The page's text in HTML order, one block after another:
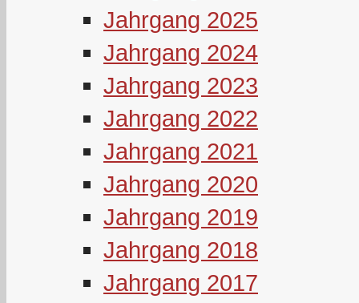
Jahrgang 2025
Jahrgang 2024
Jahrgang 2023
Jahrgang 2022
Jahrgang 2021
Jahrgang 2020
Jahrgang 2019
Jahrgang 2018
Jahrgang 2017